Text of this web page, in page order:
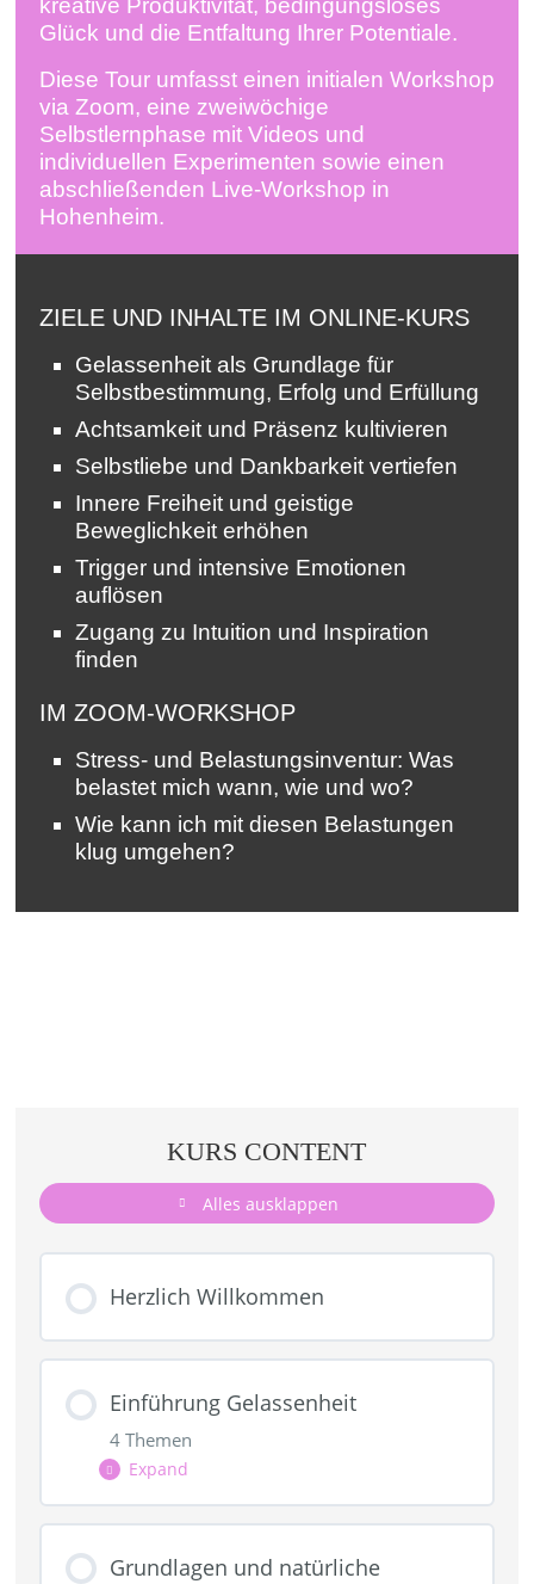
kreative Produktivität, bedingungsloses
Glück und die Entfaltung Ihrer Potentiale.
Diese Tour umfasst einen initialen Workshop
via Zoom, eine zweiwöchige
Selbstlernphase mit Videos und
individuellen Experimenten sowie einen
abschließenden Live-Workshop in
Hohenheim.
ZIELE UND INHALTE IM ONLINE-KURS
Gelassenheit als Grundlage für
Selbstbestimmung, Erfolg und Erfüllung
Achtsamkeit und Präsenz kultivieren
Selbstliebe und Dankbarkeit vertiefen
Innere Freiheit und geistige
Beweglichkeit erhöhen
Trigger und intensive Emotionen
auflösen
Zugang zu Intuition und Inspiration
finden
IM ZOOM-WORKSHOP
Stress- und Belastungsinventur: Was
belastet mich wann, wie und wo?
Wie kann ich mit diesen Belastungen
klug umgehen?
KURS CONTENT
Alles ausklappen
Herzlich Willkommen
Einführung Gelassenheit
4 Themen
Expand
Grundlagen und natürliche